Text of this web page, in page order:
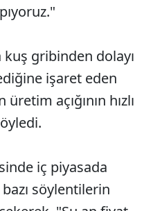
kuş gribinden dolayı
işaret eden
açığının hızlı
iç piyasada
söylentilerin